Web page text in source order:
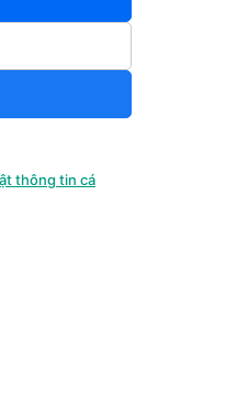
thông tin cá